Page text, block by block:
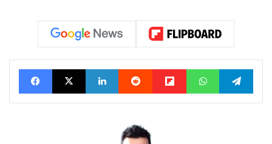
Facebook X Linkedin Reddit Flipboard WhatsApp